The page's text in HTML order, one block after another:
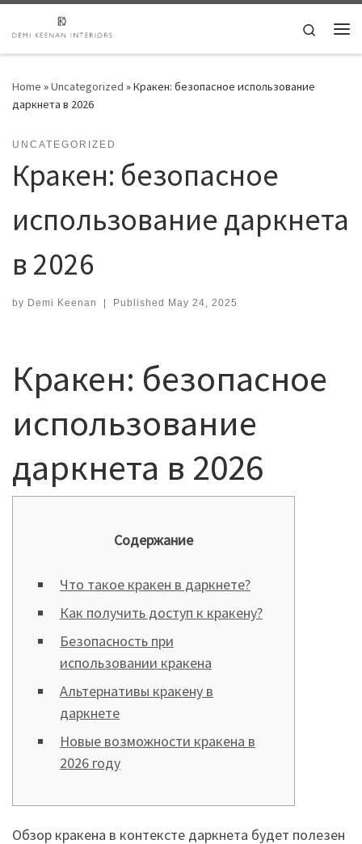
Skip to content
Search
Home »Uncategorized »Кракен: безопасное использование
даркнета в 2026
UNCATEGORIZED
Кракен: безопасное
использование даркнета
в 2026
by Demi Keenan | Published May 24, 2025
Кракен: безопасное
использование
даркнета в 2026
Содержание
Что такое кракен в даркнете?
Как получить доступ к кракену?
Безопасность при
использовании кракена
Альтернативы кракену в
даркнете
Новые возможности кракена в
2026 году
Обзор кракена в контексте даркнета будет полезен